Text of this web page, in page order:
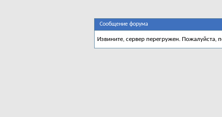
Сообщение форума
Извините, сервер перегружен. Пожалуйста,